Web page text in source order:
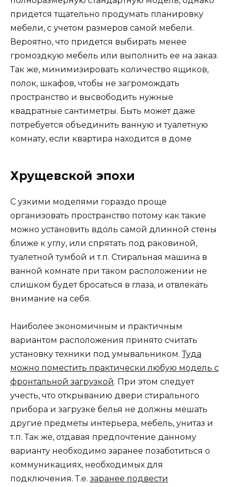
придется тщательно продумать планировку
мебели, с учетом размеров самой мебели.
Вероятно, что придется выбирать менее
громоздкую мебель или выполнить ее на заказ.
Так же, минимизировать количество ящиков,
полок, шкафов, чтобы не загромождать
пространство и высвободить нужные
квадратные сантиметры. Быть может даже
потребуется объединить ванную и туалетную
комнату, если квартира находится в доме
Хрущевской эпохи
С узкими моделями гораздо проще
организовать пространство потому как такие
можно установить вдоль самой длинной стены
ближе к углу, или спрятать под раковиной,
туалетной тумбой и т.п. Стиральная машина в
ванной комнате при таком расположении не
слишком будет бросаться в глаза, и отвлекать
внимание на себя.
Наиболее экономичным и практичным
вариантом расположения принято считать
установку техники под умывальником.Туда
можно поместить практически любую модель с
фронтальной загрузкой. При этом следует
учесть, что открыванию двери стирального
прибора и загрузке белья не должны мешать
другие предметы интерьера, мебель, унитаз и
т.п. Так же, отдавая предпочтение данному
варианту необходимо заранее позаботиться о
коммуникациях, необходимых для
подключения. Т.е. заранее подвести